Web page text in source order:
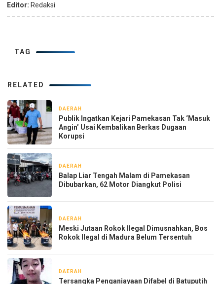
Editor: Redaksi
TAG
RELATED
DAERAH
Publik Ingatkan Kejari Pamekasan Tak ‘Masuk
Angin’ Usai Kembalikan Berkas Dugaan
Korupsi
DAERAH
Balap Liar Tengah Malam di Pamekasan
Dibubarkan, 62 Motor Diangkut Polisi
DAERAH
Meski Jutaan Rokok Ilegal Dimusnahkan, Bos
Rokok Ilegal di Madura Belum Tersentuh
DAERAH
Tersangka Penganiayaan Difabel di Batuputih